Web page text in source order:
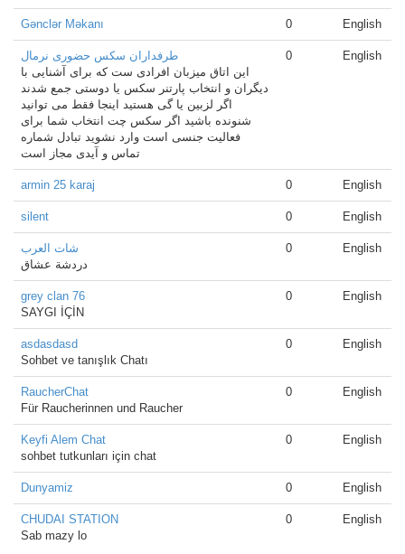
Gənclər Məkanı 0 English
طرفداران سکس حضوری نرمال
این اتاق میزبان افرادی ست که برای آشنایی با
دیگران و انتخاب پارتنر سکس یا دوستی جمع شدند
اگر لزبین یا گی هستید اینجا فقط می توانید
شنونده باشید اگر سکس چت انتخاب شما برای
فعالیت جنسی است وارد نشوید تبادل شماره
تماس و آیدی مجاز است
0 English
armin 25 karaj 0 English
silent 0 English
شات العرب
دردشة عشاق
0 English
grey clan 76
SAYGI İÇİN
0 English
asdasdasd
Sohbet ve tanışlık Chatı
0 English
RaucherChat
Für Raucherinnen und Raucher
0 English
Keyfi Alem Chat
sohbet tutkunları için chat
0 English
Dunyamiz 0 English
CHUDAI STATION
Sab mazy lo
0 English